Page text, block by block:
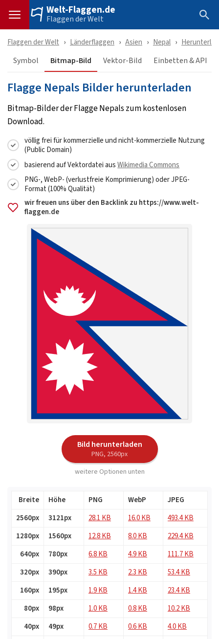
Welt-Flaggen.de
Flaggen der Welt
Flaggen der Welt Länderflaggen Asien Nepal
Symbol Bitmap-Bild Vektor-Bild Einbetten & API
Flagge Nepals Bilder herunterladen
Bitmap-Bilder der Flagge Nepals zum kostenlosen
Download.
völlig frei für kommerzielle und nicht-kommerzielle Nutzung
(Public Domain)
basierend auf Vektordatei ausWikimedia Commons
PNG-, WebP- (verlustfreie Komprimierung) oder JPEG-
Format (100% Qualität)
wir freuen uns über den Backlink zu https://www.welt-
flaggen.de
Bild herunterladen
PNG, 2560px
weitere Optionen unten
Breite Höhe PNG WebP
JPEG
2560px
3121px 28.1 KB 16.0 KB
493.4 KB
1280px
1560px 12.8 KB 8.0 KB
229.4 KB
640px
780px 6.8 KB 4.9 KB
111.7 KB
320px
390px 3.5 KB 2.3 KB
53.4 KB
160px
195px 1.9 KB 1.4 KB
23.4 KB
80px
98px 1.0 KB 0.8 KB
10.2 KB
40px
49px 0.7 KB 0.6 KB
4.0 KB